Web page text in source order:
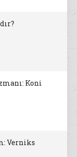
Koni
Verniks